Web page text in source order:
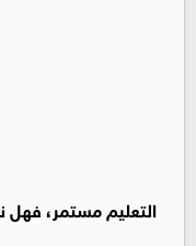
التعليم مستمر، فهل